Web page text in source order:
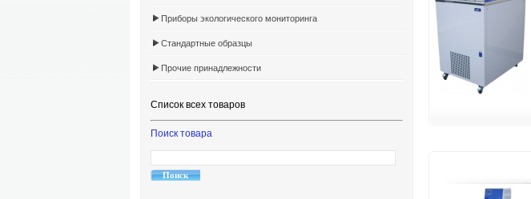
Приборы экологического мониторинга
Стандартные образцы
Прочие принадлежности
Список всех товаров
Поиск товара